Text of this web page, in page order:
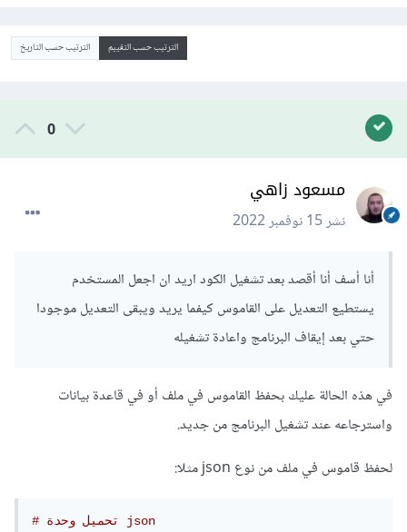
الترتيب حسب التقييم الترتيب حسب التاريخ
0
مسعود زاهي
نشر15 نوفمبر 2022
أنا أسف أنا أقصد بعد تشغيل الكود اريد ان اجعل المستخدم
يستطيع التعديل على القاموس كيفما يريد ويبقى التعديل موجودا
حتي بعد إيقاف البرنامج واعادة تشغيله
في هذه الحالة عليك بحفظ القاموس في ملف أو في قاعدة بيانات
واسترجاعه عند تشغيل البرنامج من جديد.
لحفظ قاموس في ملف من نوع json مثلا:
# تحميل وحدة json